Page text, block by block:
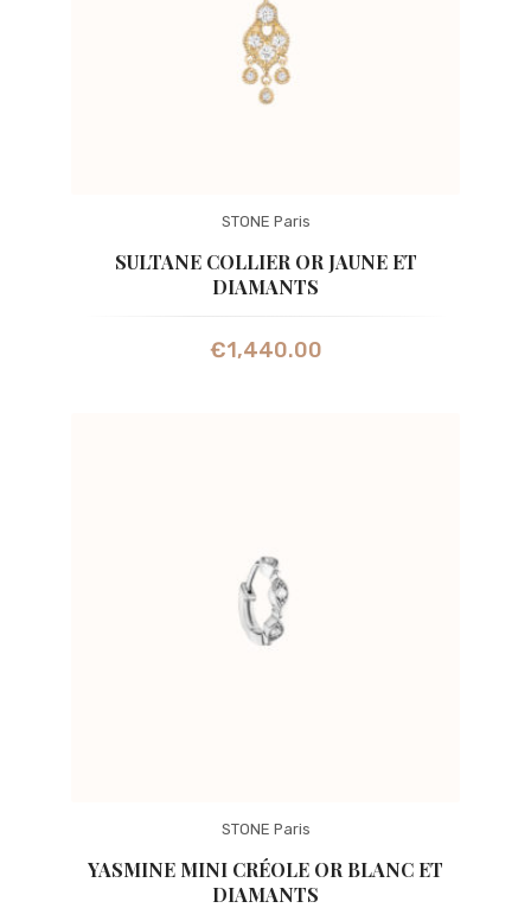
STONE Paris
SULTANE COLLIER OR JAUNE ET
DIAMANTS
€1,440.00
STONE Paris
YASMINE MINI CRÉOLE OR BLANC ET
DIAMANTS